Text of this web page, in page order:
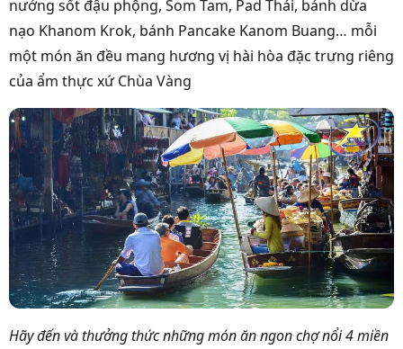
nướng sốt đậu phộng, Som Tam, Pad Thái, bánh dừa
nạo Khanom Krok, bánh Pancake Kanom Buang… mỗi
một món ăn đều mang hương vị hài hòa đặc trưng riêng
của ẩm thực xứ Chùa Vàng
Hãy đến và thưởng thức những món ăn ngon chợ nổi 4 miền